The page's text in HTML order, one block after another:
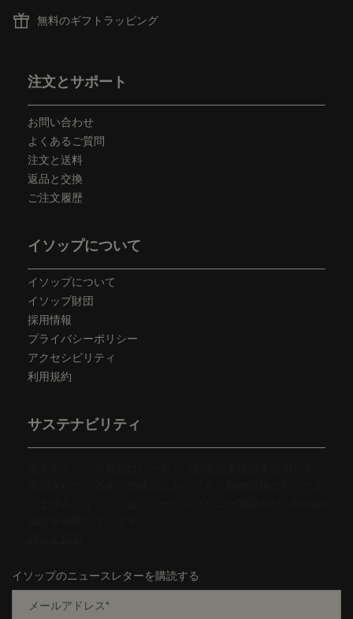
無料のギフトラッピング
注文とサポート
お問い合わせ
よくあるご質問
注文と送料
返品と交換
ご注文履歴
イソップについて
イソップについて
イソップ財団
採用情報
プライバシーポリシー
アクセシビリティ
利用規約
サステナビリティ
イソップのニュースレターを購読する
メールアドレス*